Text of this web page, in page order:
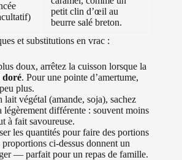
petit clin d’œil au
beurre salé breton.
et substitutions en vrac :
doux, arrêtez la cuisson lorsque la
doré. Pour une pointe d’amertume,
plus.
lait végétal (amande, soja), sachez
légèrement différente : souvent moins
à fait savoureuse.
les quantités pour faire des portions
ci-dessus donnent un
— parfait pour un repas de famille.